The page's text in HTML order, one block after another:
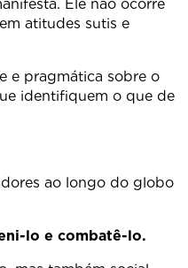
Ele não ocorre
atitudes sutis e
e pragmática sobre o
identifiquem o que de
longo do globo
lo e combatê-lo.